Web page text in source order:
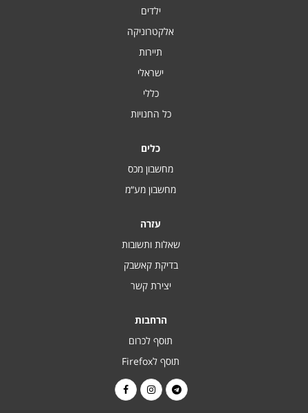
ילדים
אלקטרוניקה
תיירות
ישראלי
כללי
כל החנויות
כלים
מחשבון מכס
מחשבון מע“מ
עזרה
שאלות ותשובות
בדיקת קאשבק
יצירת קשר
הרחבות
תוסף לכרום
תוסף לFirefox